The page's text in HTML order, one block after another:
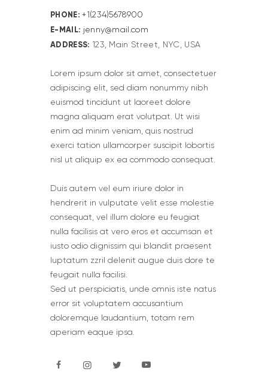
E-MAIL: jenny@mail.com
PHONE:+1(234)5678900
ADDRESS: 123, Main Street, NYC, USA
Lorem ipsum dolor sit amet, consectetuer
adipiscing elit, sed diam nonummy nibh
euismod tincidunt ut laoreet dolore
magna aliquam erat volutpat. Ut wisi
enim ad minim veniam, quis nostrud
exerci tation ullamcorper suscipit lobortis
nisl ut aliquip ex ea commodo consequat.
Duis autem vel eum iriure dolor in
hendrerit in vulputate velit esse molestie
consequat, vel illum dolore eu feugiat
nulla facilisis at vero eros et accumsan et
iusto odio dignissim qui blandit praesent
luptatum zzril delenit augue duis dore te
feugait nulla facilisi.
Sed ut perspiciatis, unde omnis iste natus
error sit voluptatem accusantium
doloremque laudantium, totam rem
aperiam eaque ipsa.